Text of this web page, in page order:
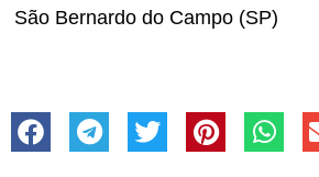
São Bernardo do Campo (SP)